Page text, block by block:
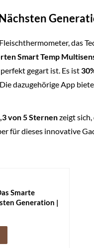
das
Smart Temp
gegart ist. Es ist
dazugehörige App
von 5 Sternenzeigt sich,
für dieses innovative
Smarte
Generation |